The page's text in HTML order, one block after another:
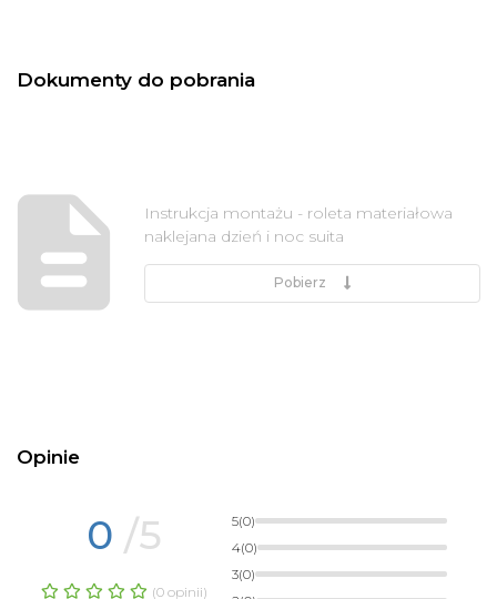
Dokumenty do pobrania
Instrukcja montażu - roleta materiałowa
naklejana dzień i noc suita
Pobierz
Opinie
0 /5
(0 opinii)
5(0)
4(0)
3(0)